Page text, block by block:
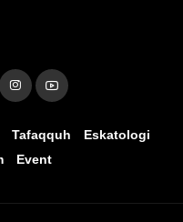
Tafaqquh
Eskatologi
Event